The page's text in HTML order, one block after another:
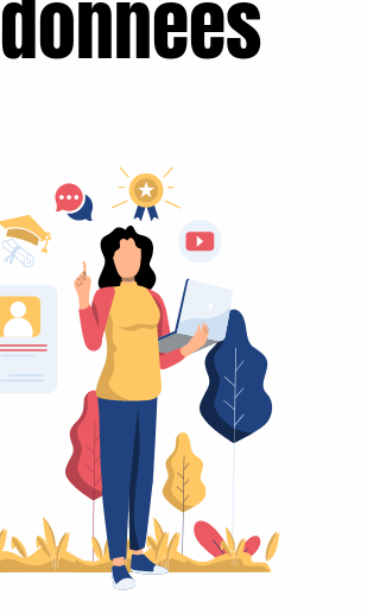
données